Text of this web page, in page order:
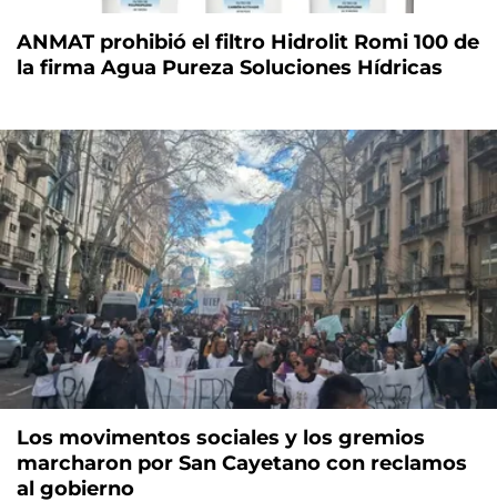
ANMAT prohibió el filtro Hidrolit Romi 100 de
la firma Agua Pureza Soluciones Hídricas
Los movimentos sociales y los gremios
marcharon por San Cayetano con reclamos
al gobierno